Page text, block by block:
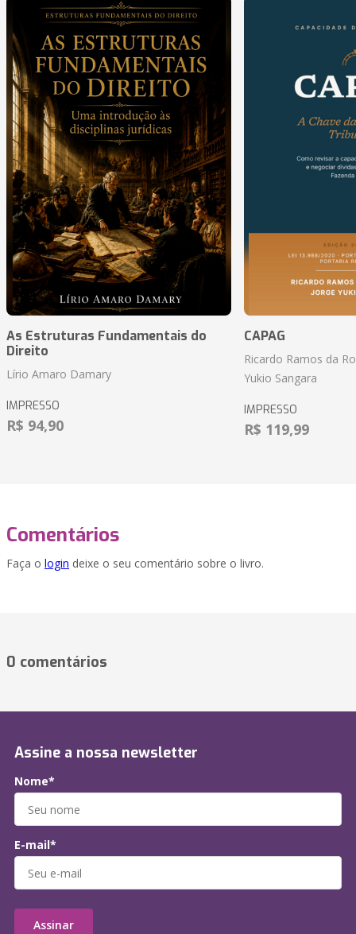
As Estruturas Fundamentais do
Direito
Lírio Amaro Damary
IMPRESSO
R$ 94,90
CAPAG
Ricardo Ramos da
Yukio Sangara
IMPRESSO
R$ 119,99
Comentários
Faça o login deixe o seu comentário sobre o livro.
0 comentários
Assine a nossa newsletter
Nome*
E-mail*
Assinar